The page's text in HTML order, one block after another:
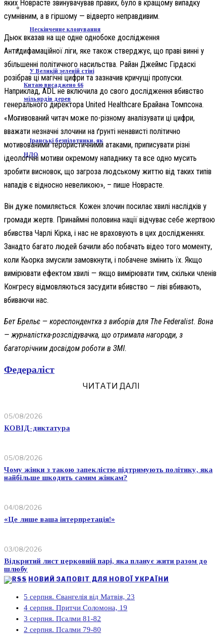
Нескінченне клонування
У Великій зеленій стіні
Китаю висаджено 66
мільярдів дерев
Іранські безпілотники, як
НЛО
яких Новрасте звинувачував правих, було в кращому випадку
сумнівним, а в гіршому — відверто неправдивим.
Дьюк вказав на ще одне однобоке дослідження
Антидифамаційної ліги, яке також стверджує, що праві винні у
збільшенні політичного насильства. Райан Джеймс Гірдаскі
розібрав ці магічні цифри та зазначив кричущі пропуски.
Наприклад, ADL не включила до свого дослідження вбивство
генерального директора United Healthcare Брайана Томпсона.
«Мотивований читач може по-різному аналізувати ці цифри,
вважати незначні злочини на ґрунті ненависті політично
мотивованими терористичними атаками, приписувати різні
ідеологічні мотиви окремому нападнику та все одно мусить
зробити висновок, що загроза людському життю від таких типів
нападів є відносно невеликою», – пише Новрасте.
Він дуже помиляється. Кожен злочин посилає хвилі наслідків у
громади жертв. Принаймні половина нації відчуває себе жертвою
вбивства Чарлі Кірка, і нас не враховують в цих дослідженнях.
Занадто багато людей бачили або побачать відео того моменту,
коли Кьорка змусили замовкнути, і побачене змінить їх. Якщо
вимірювати ефектом хвилі — якщо вимірювати тим, скільки членів
Конгресу відмовляються засудити вбивство — ліві вбивають,
вбиваючи нас.
Бет Брельє — кореспондентка з виборів для The Federalist. Вона
— журналістка-розслідувачка, що отримала нагороди, з
багаторічним досвідом роботи в ЗМІ.
Федераліст
ЧИТАТИ ДАЛІ
05/08/2026
КОВІД-диктатура
05/08/2026
Чому жінки з такою запеклістю підтримують політику, яка
найбільше шкодить самим жінкам?
04/08/2026
«Це лише ваша інтерпретація!»
03/08/2026
Відкритий лист церковній парі, яка планує жити разом до
шлюбу
НОВИЙ ЗАПОВІТ ДЛЯ НОВОЇ УКРАЇНИ
5 серпня. Євангелія від Матвія, 23
4 серпня. Притчи Соломона, 19
3 серпня. Псалми 81-82
2 серпня. Псалми 79-80